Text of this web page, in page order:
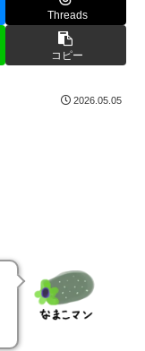
Threads
コピー
2026.05.05